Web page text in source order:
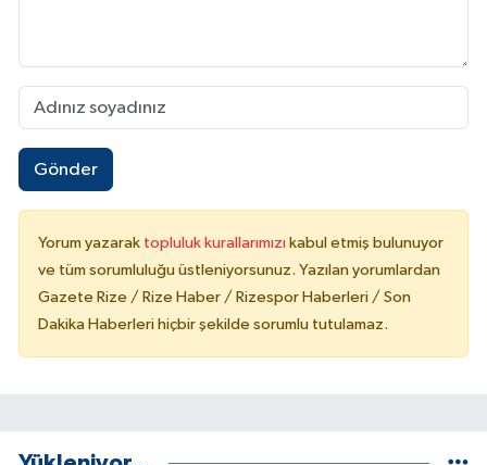
Gönder
Yorum yazarak topluluk kurallarımızı kabul etmiş bulunuyor
ve tüm sorumluluğu üstleniyorsunuz. Yazılan yorumlardan
Gazete Rize / Rize Haber / Rizespor Haberleri / Son
Dakika Haberleri hiçbir şekilde sorumlu tutulamaz.